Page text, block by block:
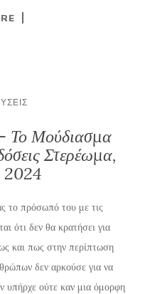
Το Μούδιασμα
Στερέωμα,
2024
το πρόσωπό του με τις
ότι δεν θα κρατήσει για
και πως στην περίπτωση
δεν αρκούσε για να
υπήρχε ούτε καν μια όμορφη